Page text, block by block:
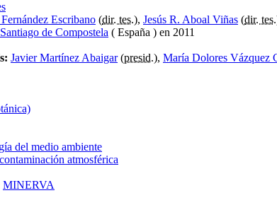
Escribano (dir. tes.), Jesús R. Aboal Viñas (dir. tes.
de Compostela ( España ) en 2011
Javier Martínez Abaigar(presid.), María Dolores Vázquez
del medio ambiente
atmosférica
MINERVA